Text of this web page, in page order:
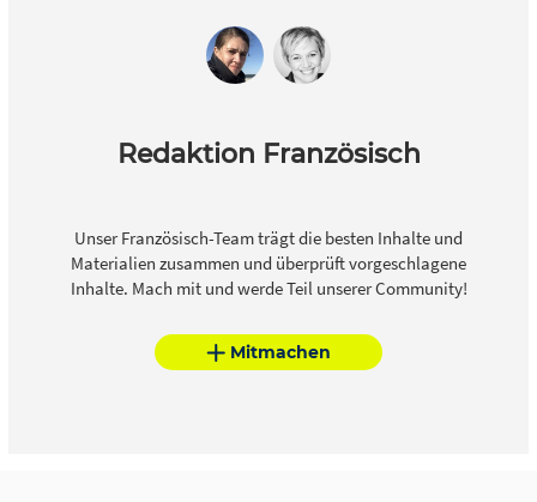
Redaktion Französisch
Unser Französisch-Team trägt die besten Inhalte und
Materialien zusammen und überprüft vorgeschlagene
Inhalte. Mach mit und werde Teil unserer Community!
Mitmachen